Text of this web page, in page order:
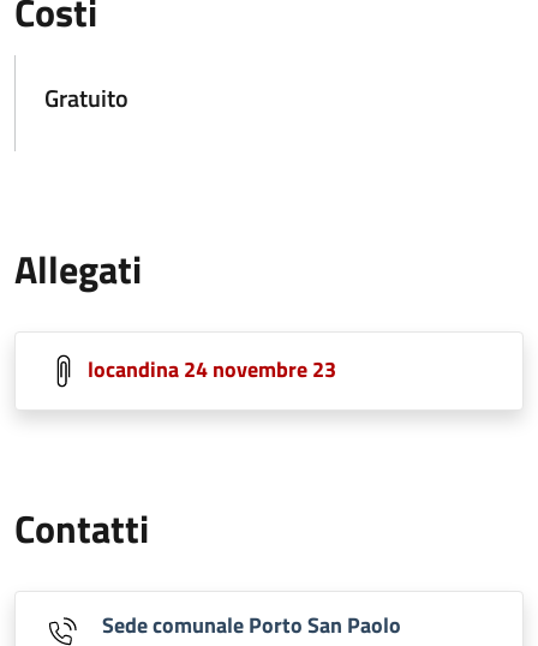
Costi
Gratuito
Allegati
locandina 24 novembre 23
Contatti
Sede comunale Porto San Paolo